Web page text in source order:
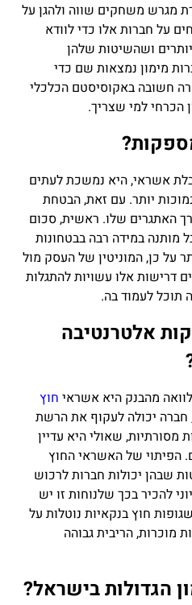
מגרש משחקים שווה ולהגן על
על חברות אלו כדי לוודא
ושהשיטות שלהן
מימון נמצאות שם כדי
חשובה באקוסיסטם הכלכלי
הכרחי למי שצריך.
אשראי, היא נמשכת לעתים
יותר. עם זאת, הבטחת
האתגרים שלו. ראשית, סכום
במידה רבה בבטחונות
על כן, המוניטין של העסק מול
דרישות אלו עשויות להתגלות
תוכל לעמוד בה.
אלטרנטיבה
מהבנק היא אשראי חוץ
חברה יכולה לעקוף את הרשת
מסורתיות, שאולי היא עדיין
הפיתוי של האשראי החוץ
שבהן יכולות חברות לרכוש
להכיר בכך שלנוחות זו יש
חוץ בנקאיות נוטלות על
מוכרות, הריבית גבוהה
הגדולות בישראל?